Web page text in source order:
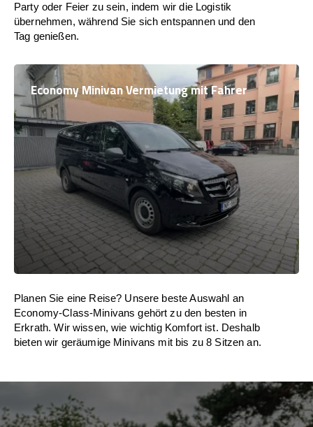
Party oder Feier zu sein, indem wir die Logistik
übernehmen, während Sie sich entspannen und den
Tag genießen.
Economy Minivan Vermietung mit Fahrer
Planen Sie eine Reise? Unsere beste Auswahl an
Economy-Class-Minivans gehört zu den besten in
Erkrath. Wir wissen, wie wichtig Komfort ist. Deshalb
bieten wir geräumige Minivans mit bis zu 8 Sitzen an.